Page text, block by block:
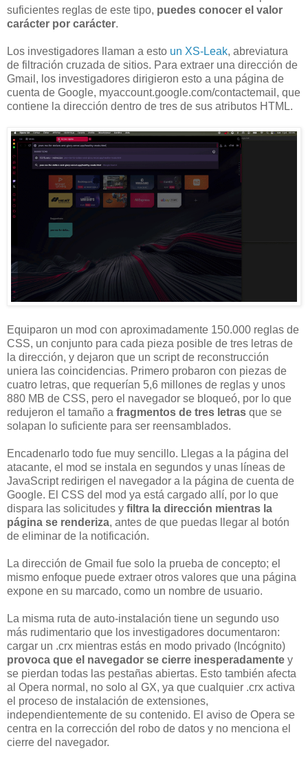
suficientes reglas de este tipo, puedes conocer el valor
carácter por carácter.
Los investigadores llaman a esto un XS-Leak, abreviatura
de filtración cruzada de sitios. Para extraer una dirección de
Gmail, los investigadores dirigieron esto a una página de
cuenta de Google, myaccount.google.com/contactemail, que
contiene la dirección dentro de tres de sus atributos HTML.
Equiparon un mod con aproximadamente 150.000 reglas de
CSS, un conjunto para cada pieza posible de tres letras de
la dirección, y dejaron que un script de reconstrucción
uniera las coincidencias. Primero probaron con piezas de
cuatro letras, que requerían 5,6 millones de reglas y unos
880 MB de CSS, pero el navegador se bloqueó, por lo que
redujeron el tamaño a fragmentos de tres letras que se
solapan lo suficiente para ser reensamblados.
Encadenarlo todo fue muy sencillo. Llegas a la página del
atacante, el mod se instala en segundos y unas líneas de
JavaScript redirigen el navegador a la página de cuenta de
Google. El CSS del mod ya está cargado allí, por lo que
dispara las solicitudes y filtra la dirección mientras la
página se renderiza, antes de que puedas llegar al botón
de eliminar de la notificación.
La dirección de Gmail fue solo la prueba de concepto; el
mismo enfoque puede extraer otros valores que una página
expone en su marcado, como un nombre de usuario.
La misma ruta de auto-instalación tiene un segundo uso
más rudimentario que los investigadores documentaron:
cargar un .crx mientras estás en modo privado (Incógnito)
provoca que el navegador se cierre inesperadamente y
se pierdan todas las pestañas abiertas. Esto también afecta
al Opera normal, no solo al GX, ya que cualquier .crx activa
el proceso de instalación de extensiones,
independientemente de su contenido. El aviso de Opera se
centra en la corrección del robo de datos y no menciona el
cierre del navegador.